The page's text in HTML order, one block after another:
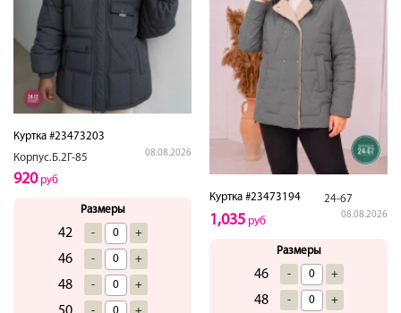
Куртка #23473203
Корпус.Б.2Г-85
08.08.2026
920руб
Размеры
42 - +
46 - +
48 - +
Куртка #23473194 24-67
08.08.2026
1,035 руб
Размеры
46 - +
48 - +